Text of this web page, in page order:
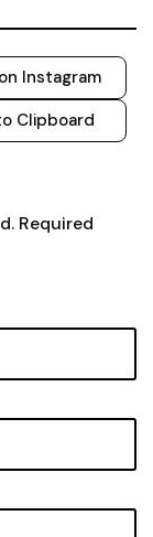
Instagram
Clipboard
Required